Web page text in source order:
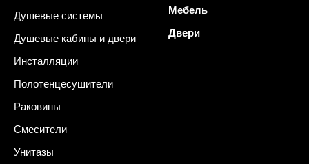
Душевые системы
Душевые кабины и двери
Инсталляции
Полотенцесушители
Раковины
Смесители
Унитазы
Мебель
Двери